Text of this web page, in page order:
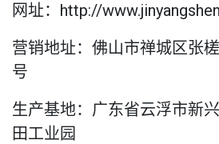
网址：http://
营销地址：佛山市禅城区张
号
生产基地：广东省云浮市新
田工业园